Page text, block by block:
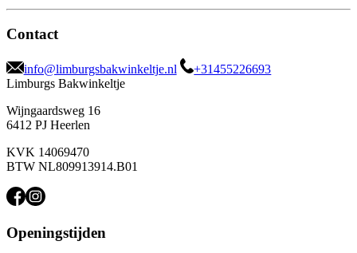
Contact
info@limburgsbakwinkeltje.nl
+31455226693
Limburgs Bakwinkeltje
Wijngaardsweg 16
6412 PJ Heerlen
KVK 14069470
BTW NL809913914.B01
Openingstijden